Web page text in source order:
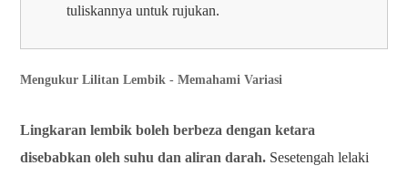
tuliskannya untuk rujukan.
Mengukur Lilitan Lembik - Memahami Variasi
Lingkaran lembik boleh berbeza dengan ketara
disebabkan oleh suhu dan aliran darah. Sesetengah lelaki